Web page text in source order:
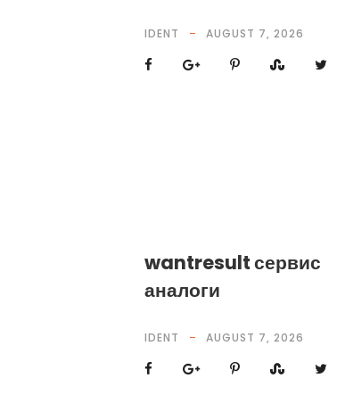
IDENT AUGUST 7, 2026
wantresult сервис
аналоги
IDENT AUGUST 7, 2026